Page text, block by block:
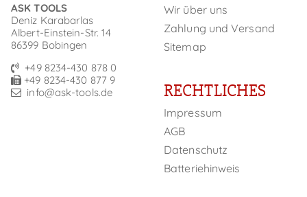
ASK TOOLS
Deniz Karabarlas
Albert-Einstein-Str. 14
86399 Bobingen
+49 8234-430 878 0
+49 8234-430 877 9
info@ask-tools.de
Wir über uns
Zahlung und Versand
Sitemap
RECHTLICHES
Impressum
AGB
Datenschutz
Batteriehinweis